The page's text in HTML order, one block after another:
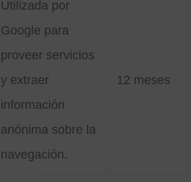
Utilizada por
Google para
proveer servicios
y extraer
información
anónima sobre la
navegación.
12 meses